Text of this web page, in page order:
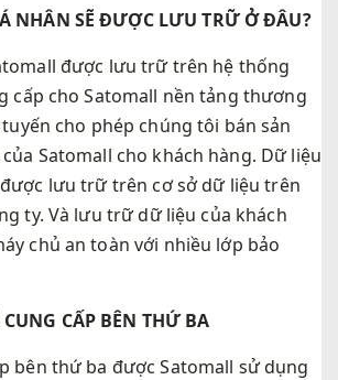
NHÂN SẼ ĐƯỢC LƯU TRỮ Ở ĐÂU?
được lưu trữ trên hệ thống
cấp cho Satomall nền tảng thương
cho phép chúng tôi bán sản
Satomall cho khách hàng. Dữ liệu
lưu trữ trên cơ sở dữ liệu trên
ty. Và lưu trữ dữ liệu của khách
chủ an toàn với nhiều lớp bảo
CẤP BÊN THỨ BA
bên thứ ba được Satomall sử dụng